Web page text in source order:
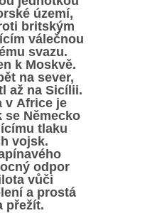
území,
britským
válečnou
svazu.
k Moskvě.
na sever,
až na Sicílii.
v Africe je
se Německo
tlaku
vojsk.
odpor
vůči
a prostá
přežít.